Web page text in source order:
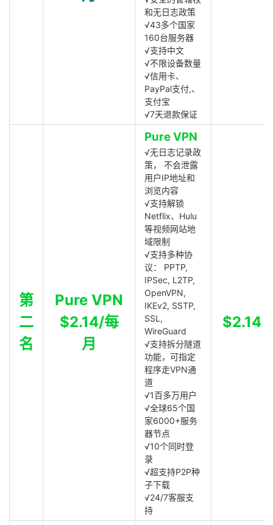
和无日志政策
√43多个国家
160台服务器
√支持中文
√不限设备数量
√信用卡、
PayPal支付,、
支付宝
√7天退款保证
第
二
名
Pure VPN
$2.14/每
月
Pure VPN
√无日志记录政
策， 不会泄露
用户IP地址和
浏览内容
√支持解锁
Netflix、Hulu
等视频网站地
域限制
√支持多种协
议： PPTP,
IPSec, L2TP,
OpenVPN,
IKEv2, SSTP,
SSL,
WireGuard
√支持拆分隧道
功能，可指定
程序走VPN通
道
√1百多万用户
√全球65个国
家6000+服务
器节点
√10个同时登
录
√超支持P2P种
子下载
√24/7客服支
持
$2.14